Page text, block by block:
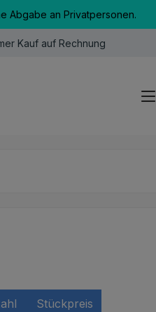
Abgabe an Privatpersonen.
Kauf auf Rechnung
Stückpreis